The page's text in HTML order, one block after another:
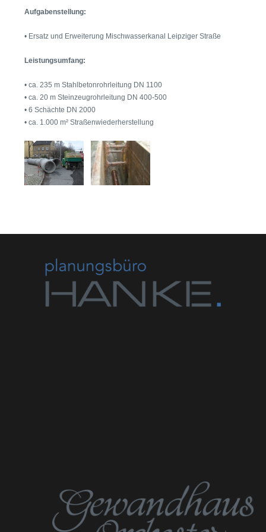
Aufgabenstellung:
• Ersatz und Erweiterung Mischwasserkanal Leipziger Straße
Leistungsumfang:
• ca. 235 m Stahlbetonrohrleitung DN 1100
• ca. 20 m Steinzeugrohrleitung DN 400-500
• 6 Schächte DN 2000
• ca. 1.000 m² Straßenwiederherstellung